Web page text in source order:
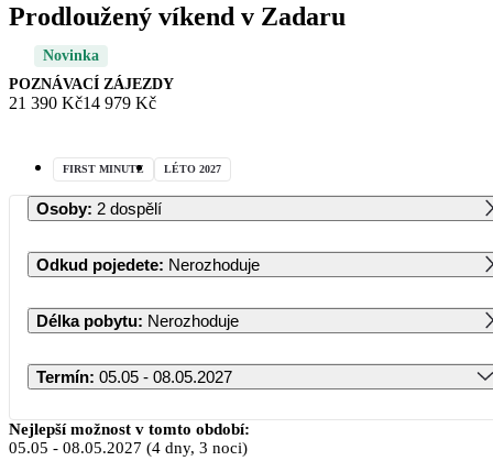
Prodloužený víkend v Zadaru
Novinka
POZNÁVACÍ ZÁJEZDY
21 390 Kč14 979 Kč
FIRST MINUTE LÉTO 2027
Osoby: 2 dospělí
Odkud pojedete: Nerozhoduje
Délka pobytu: Nerozhoduje
Termín: 05.05 - 08.05.2027
Květen 2027
Nejlepší možnost v tomto období:
05.05 - 08.05.2027 (4 dny, 3 noci)